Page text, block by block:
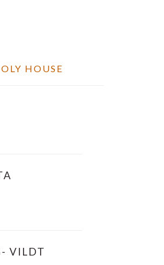
HOUSE
VILDT